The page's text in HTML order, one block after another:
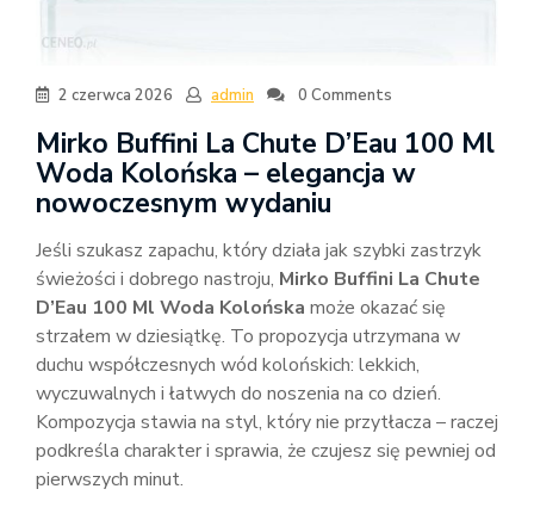
2 czerwca 2026 admin 0 Comments
Mirko Buffini La Chute D’Eau 100 Ml
Woda Kolońska – elegancja w
nowoczesnym wydaniu
Jeśli szukasz zapachu, który działa jak szybki zastrzyk
świeżości i dobrego nastroju, Mirko Buffini La Chute
D’Eau 100 Ml Woda Kolońska może okazać się
strzałem w dziesiątkę. To propozycja utrzymana w
duchu współczesnych wód kolońskich: lekkich,
wyczuwalnych i łatwych do noszenia na co dzień.
Kompozycja stawia na styl, który nie przytłacza – raczej
podkreśla charakter i sprawia, że czujesz się pewniej od
pierwszych minut.